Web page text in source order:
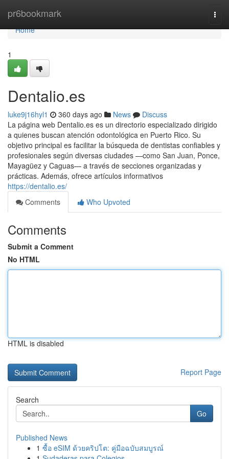
pr6bookmark
Home
Home
1
Dentalio.es
luke9j16hyl1 360 days ago News
Discuss
La página web Dentalio.es es un directorio especializado dirigido
a quienes buscan atención odontológica en Puerto Rico. Su
objetivo principal es facilitar la búsqueda de dentistas confiables y
profesionales según diversas ciudades —como San Juan, Ponce,
Mayagüez y Caguas— a través de secciones organizadas y
prácticas. Además, ofrece artículos informativos
https://dentalio.es/
Comments
Who Upvoted
Comments
Submit a Comment
No HTML
HTML is disabled
Report Page
Search
Go
Published News
1 ซื้อ eSIM ด้วยคริปโต: คู่มือฉบับสมบูรณ์